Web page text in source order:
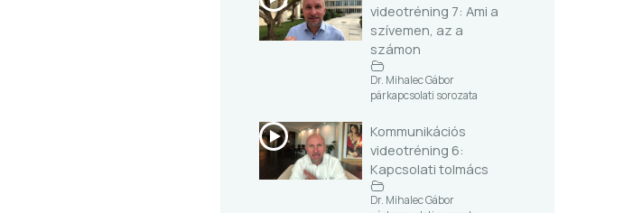
videotréning 7: Ami a
szívemen, az a
számon
Dr. Mihalec Gábor
párkapcsolati sorozata
Kommunikációs
videotréning 6:
Kapcsolati tolmács
Dr. Mihalec Gábor